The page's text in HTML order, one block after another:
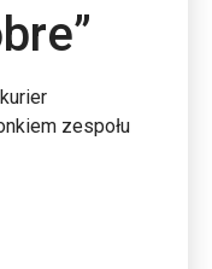
zespołu